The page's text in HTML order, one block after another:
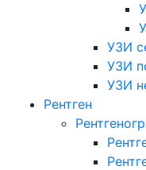
УЗИ
УЗИ
УЗИ
Рентген